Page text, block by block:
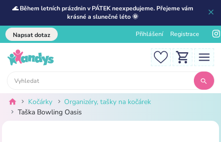
🌊 Během letních prázdnin v PÁTEK neexpedujeme. Přejeme vám
krásné a slunečné léto 🌞
Napsat dotaz Přihlášení Registrace
Kočárky
Organizéry, tašky na kočárek
Taška Bowling Oasis